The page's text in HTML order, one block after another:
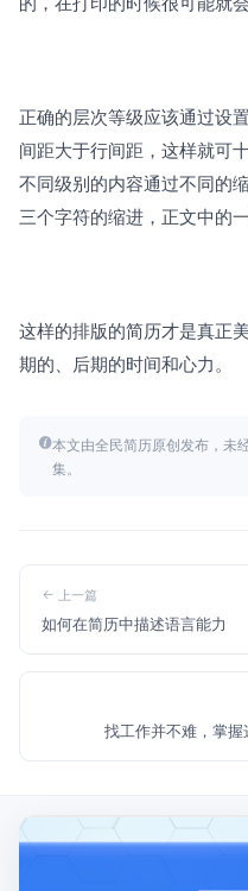
正确的层次等级应该通过设
间距大于行间距，这样就可
不同级别的内容通过不同的
三个字符的缩进，正文中的
这样的排版的简历才是真正
期的、后期的时间和心力。
本文由全民简历原创发布，未
集。
上一篇
如何在简历中描述语言能力
找工作并不难，掌